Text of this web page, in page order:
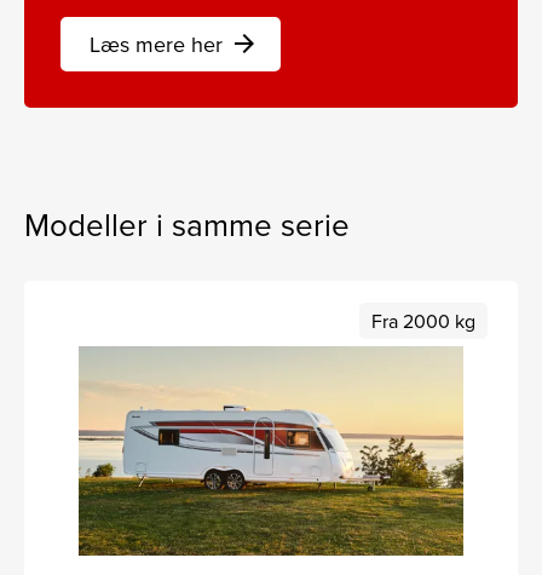
Læs mere her arrow_forward
Modeller i samme serie
Fra 2000 kg